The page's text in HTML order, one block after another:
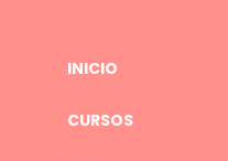
INICIO
CURSOS